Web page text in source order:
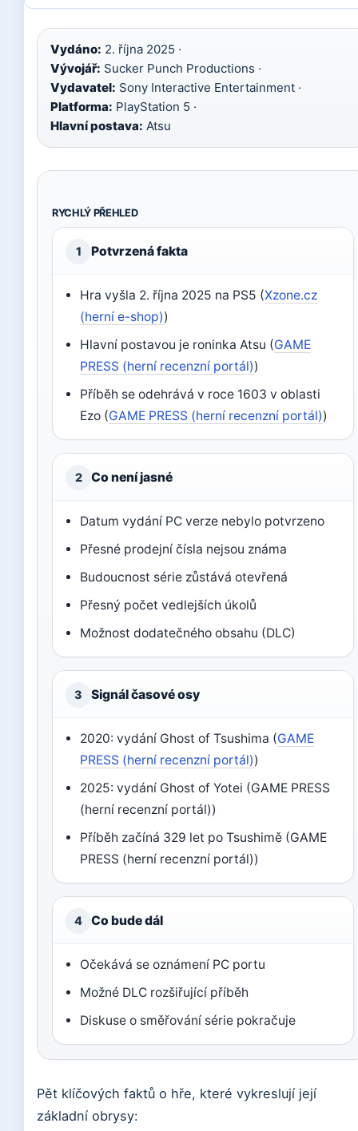
Vydáno: 2. října 2025 ·
Vývojář: Sucker Punch Productions ·
Vydavatel: Sony Interactive Entertainment ·
Platforma: PlayStation 5 ·
Hlavní postava: Atsu
RYCHLÝ PŘEHLED
1 Potvrzená fakta
Hra vyšla 2. října 2025 na PS5 (Xzone.cz
(herní e-shop))
Hlavní postavou je roninka Atsu (GAME
PRESS (herní recenzní portál))
Příběh se odehrává v roce 1603 v oblasti
Ezo (GAME PRESS (herní recenzní portál))
2 Co není jasné
Datum vydání PC verze nebylo potvrzeno
Přesné prodejní čísla nejsou známa
Budoucnost série zůstává otevřená
Přesný počet vedlejších úkolů
Možnost dodatečného obsahu (DLC)
3 Signál časové osy
2020: vydání Ghost of Tsushima (GAME
PRESS (herní recenzní portál))
2025: vydání Ghost of Yotei (GAME PRESS
(herní recenzní portál))
Příběh začíná 329 let po Tsushimě (GAME
PRESS (herní recenzní portál))
4 Co bude dál
Očekává se oznámení PC portu
Možné DLC rozšiřující příběh
Diskuse o směřování série pokračuje
Pět klíčových faktů o hře, které vykreslují její
základní obrysy: